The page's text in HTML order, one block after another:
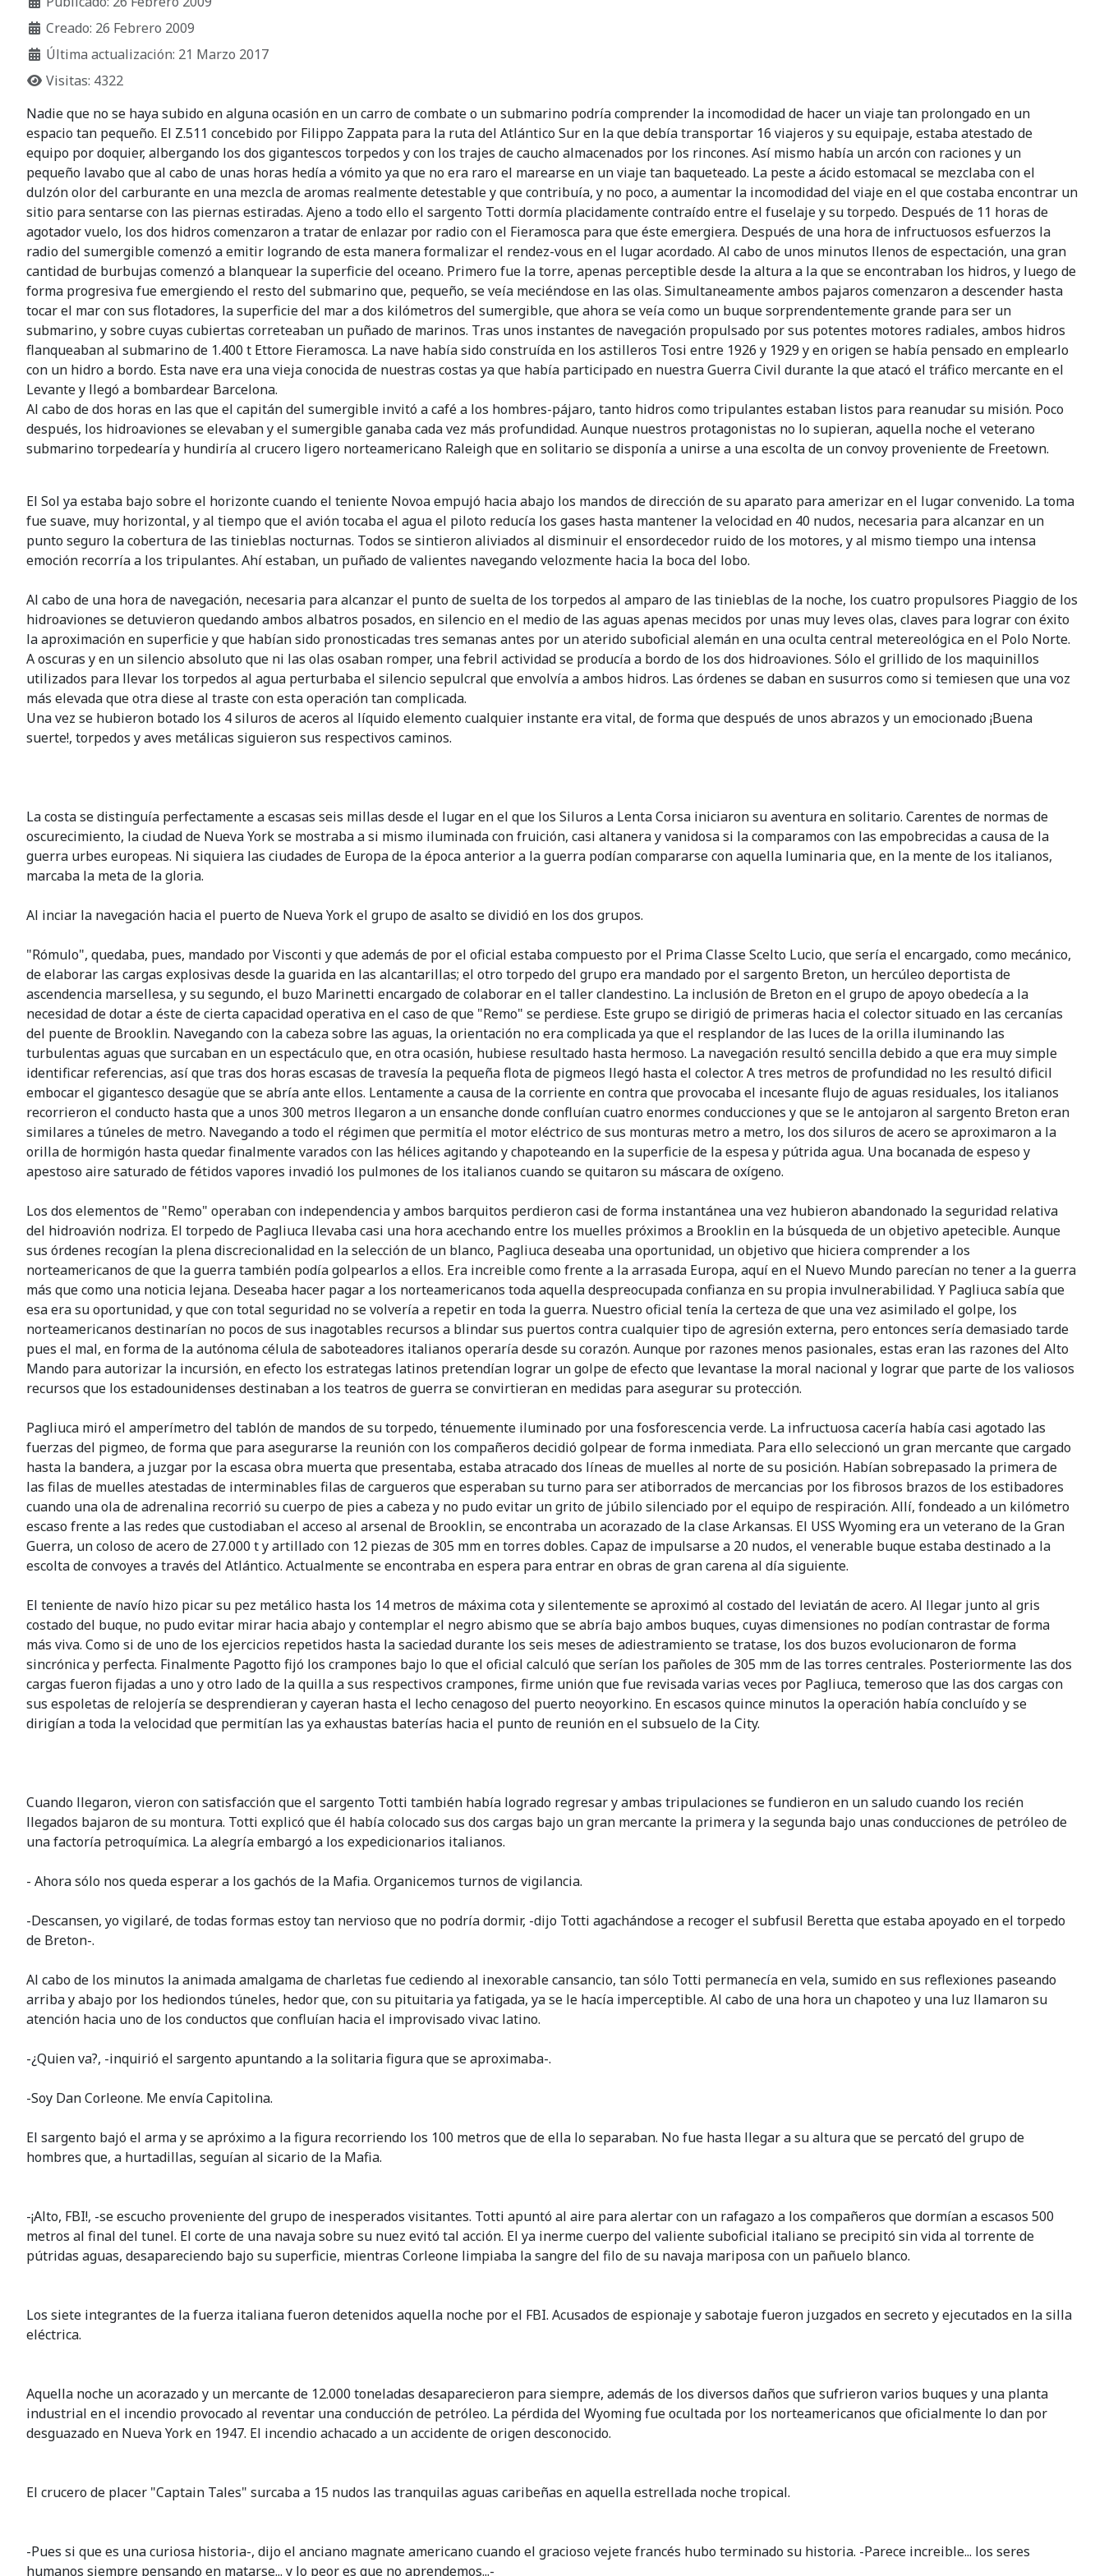
Creado: 26 Febrero 2009
Última actualización: 21 Marzo 2017
Visitas: 4322
Nadie que no se haya subido en alguna ocasión en un carro de combate o un submarino podría comprender la incomodidad de hacer un viaje tan prolongado en un
espacio tan pequeño. El Z.511 concebido por Filippo Zappata para la ruta del Atlántico Sur en la que debía transportar 16 viajeros y su equipaje, estaba atestado de
equipo por doquier, albergando los dos gigantescos torpedos y con los trajes de caucho almacenados por los rincones. Así mismo había un arcón con raciones y un
pequeño lavabo que al cabo de unas horas hedía a vómito ya que no era raro el marearse en un viaje tan baqueteado. La peste a ácido estomacal se mezclaba con el
dulzón olor del carburante en una mezcla de aromas realmente detestable y que contribuía, y no poco, a aumentar la incomodidad del viaje en el que costaba encontrar un
sitio para sentarse con las piernas estiradas. Ajeno a todo ello el sargento Totti dormía placidamente contraído entre el fuselaje y su torpedo. Después de 11 horas de
agotador vuelo, los dos hidros comenzaron a tratar de enlazar por radio con el Fieramosca para que éste emergiera. Después de una hora de infructuosos esfuerzos la
radio del sumergible comenzó a emitir logrando de esta manera formalizar el rendez-vous en el lugar acordado. Al cabo de unos minutos llenos de espectación, una gran
cantidad de burbujas comenzó a blanquear la superficie del oceano. Primero fue la torre, apenas perceptible desde la altura a la que se encontraban los hidros, y luego de
forma progresiva fue emergiendo el resto del submarino que, pequeño, se veía meciéndose en las olas. Simultaneamente ambos pajaros comenzaron a descender hasta
tocar el mar con sus flotadores, la superficie del mar a dos kilómetros del sumergible, que ahora se veía como un buque sorprendentemente grande para ser un
submarino, y sobre cuyas cubiertas correteaban un puñado de marinos. Tras unos instantes de navegación propulsado por sus potentes motores radiales, ambos hidros
flanqueaban al submarino de 1.400 t Ettore Fieramosca. La nave había sido construída en los astilleros Tosi entre 1926 y 1929 y en origen se había pensado en emplearlo
con un hidro a bordo. Esta nave era una vieja conocida de nuestras costas ya que había participado en nuestra Guerra Civil durante la que atacó el tráfico mercante en el
Levante y llegó a bombardear Barcelona.
Al cabo de dos horas en las que el capitán del sumergible invitó a café a los hombres-pájaro, tanto hidros como tripulantes estaban listos para reanudar su misión. Poco
después, los hidroaviones se elevaban y el sumergible ganaba cada vez más profundidad. Aunque nuestros protagonistas no lo supieran, aquella noche el veterano
submarino torpedearía y hundiría al crucero ligero norteamericano Raleigh que en solitario se disponía a unirse a una escolta de un convoy proveniente de Freetown.
El Sol ya estaba bajo sobre el horizonte cuando el teniente Novoa empujó hacia abajo los mandos de dirección de su aparato para amerizar en el lugar convenido. La toma
fue suave, muy horizontal, y al tiempo que el avión tocaba el agua el piloto reducía los gases hasta mantener la velocidad en 40 nudos, necesaria para alcanzar en un
punto seguro la cobertura de las tinieblas nocturnas. Todos se sintieron aliviados al disminuir el ensordecedor ruido de los motores, y al mismo tiempo una intensa
emoción recorría a los tripulantes. Ahí estaban, un puñado de valientes navegando velozmente hacia la boca del lobo.
Al cabo de una hora de navegación, necesaria para alcanzar el punto de suelta de los torpedos al amparo de las tinieblas de la noche, los cuatro propulsores Piaggio de los
hidroaviones se detuvieron quedando ambos albatros posados, en silencio en el medio de las aguas apenas mecidos por unas muy leves olas, claves para lograr con éxito
la aproximación en superficie y que habían sido pronosticadas tres semanas antes por un aterido suboficial alemán en una oculta central metereológica en el Polo Norte.
A oscuras y en un silencio absoluto que ni las olas osaban romper, una febril actividad se producía a bordo de los dos hidroaviones. Sólo el grillido de los maquinillos
utilizados para llevar los torpedos al agua perturbaba el silencio sepulcral que envolvía a ambos hidros. Las órdenes se daban en susurros como si temiesen que una voz
más elevada que otra diese al traste con esta operación tan complicada.
Una vez se hubieron botado los 4 siluros de aceros al líquido elemento cualquier instante era vital, de forma que después de unos abrazos y un emocionado ¡Buena
suerte!, torpedos y aves metálicas siguieron sus respectivos caminos.
La costa se distinguía perfectamente a escasas seis millas desde el lugar en el que los Siluros a Lenta Corsa iniciaron su aventura en solitario. Carentes de normas de
oscurecimiento, la ciudad de Nueva York se mostraba a si mismo iluminada con fruición, casi altanera y vanidosa si la comparamos con las empobrecidas a causa de la
guerra urbes europeas. Ni siquiera las ciudades de Europa de la época anterior a la guerra podían compararse con aquella luminaria que, en la mente de los italianos,
marcaba la meta de la gloria.
Al inciar la navegación hacia el puerto de Nueva York el grupo de asalto se dividió en los dos grupos.
"Rómulo", quedaba, pues, mandado por Visconti y que además de por el oficial estaba compuesto por el Prima Classe Scelto Lucio, que sería el encargado, como mecánico,
de elaborar las cargas explosivas desde la guarida en las alcantarillas; el otro torpedo del grupo era mandado por el sargento Breton, un hercúleo deportista de
ascendencia marsellesa, y su segundo, el buzo Marinetti encargado de colaborar en el taller clandestino. La inclusión de Breton en el grupo de apoyo obedecía a la
necesidad de dotar a éste de cierta capacidad operativa en el caso de que "Remo" se perdiese. Este grupo se dirigió de primeras hacia el colector situado en las cercanías
del puente de Brooklin. Navegando con la cabeza sobre las aguas, la orientación no era complicada ya que el resplandor de las luces de la orilla iluminando las
turbulentas aguas que surcaban en un espectáculo que, en otra ocasión, hubiese resultado hasta hermoso. La navegación resultó sencilla debido a que era muy simple
identificar referencias, así que tras dos horas escasas de travesía la pequeña flota de pigmeos llegó hasta el colector. A tres metros de profundidad no les resultó dificil
embocar el gigantesco desagüe que se abría ante ellos. Lentamente a causa de la corriente en contra que provocaba el incesante flujo de aguas residuales, los italianos
recorrieron el conducto hasta que a unos 300 metros llegaron a un ensanche donde confluían cuatro enormes conducciones y que se le antojaron al sargento Breton eran
similares a túneles de metro. Navegando a todo el régimen que permitía el motor eléctrico de sus monturas metro a metro, los dos siluros de acero se aproximaron a la
orilla de hormigón hasta quedar finalmente varados con las hélices agitando y chapoteando en la superficie de la espesa y pútrida agua. Una bocanada de espeso y
apestoso aire saturado de fétidos vapores invadió los pulmones de los italianos cuando se quitaron su máscara de oxígeno.
Los dos elementos de "Remo" operaban con independencia y ambos barquitos perdieron casi de forma instantánea una vez hubieron abandonado la seguridad relativa
del hidroavión nodriza. El torpedo de Pagliuca llevaba casi una hora acechando entre los muelles próximos a Brooklin en la búsqueda de un objetivo apetecible. Aunque
sus órdenes recogían la plena discrecionalidad en la selección de un blanco, Pagliuca deseaba una oportunidad, un objetivo que hiciera comprender a los
norteamericanos de que la guerra también podía golpearlos a ellos. Era increible como frente a la arrasada Europa, aquí en el Nuevo Mundo parecían no tener a la guerra
más que como una noticia lejana. Deseaba hacer pagar a los norteamericanos toda aquella despreocupada confianza en su propia invulnerabilidad. Y Pagliuca sabía que
esa era su oportunidad, y que con total seguridad no se volvería a repetir en toda la guerra. Nuestro oficial tenía la certeza de que una vez asimilado el golpe, los
norteamericanos destinarían no pocos de sus inagotables recursos a blindar sus puertos contra cualquier tipo de agresión externa, pero entonces sería demasiado tarde
pues el mal, en forma de la autónoma célula de saboteadores italianos operaría desde su corazón. Aunque por razones menos pasionales, estas eran las razones del Alto
Mando para autorizar la incursión, en efecto los estrategas latinos pretendían lograr un golpe de efecto que levantase la moral nacional y lograr que parte de los valiosos
recursos que los estadounidenses destinaban a los teatros de guerra se convirtieran en medidas para asegurar su protección.
Pagliuca miró el amperímetro del tablón de mandos de su torpedo, ténuemente iluminado por una fosforescencia verde. La infructuosa cacería había casi agotado las
fuerzas del pigmeo, de forma que para asegurarse la reunión con los compañeros decidió golpear de forma inmediata. Para ello seleccionó un gran mercante que cargado
hasta la bandera, a juzgar por la escasa obra muerta que presentaba, estaba atracado dos líneas de muelles al norte de su posición. Habían sobrepasado la primera de
las filas de muelles atestadas de interminables filas de cargueros que esperaban su turno para ser atiborrados de mercancias por los fibrosos brazos de los estibadores
cuando una ola de adrenalina recorrió su cuerpo de pies a cabeza y no pudo evitar un grito de júbilo silenciado por el equipo de respiración. Allí, fondeado a un kilómetro
escaso frente a las redes que custodiaban el acceso al arsenal de Brooklin, se encontraba un acorazado de la clase Arkansas. El USS Wyoming era un veterano de la Gran
Guerra, un coloso de acero de 27.000 t y artillado con 12 piezas de 305 mm en torres dobles. Capaz de impulsarse a 20 nudos, el venerable buque estaba destinado a la
escolta de convoyes a través del Atlántico. Actualmente se encontraba en espera para entrar en obras de gran carena al día siguiente.
El teniente de navío hizo picar su pez metálico hasta los 14 metros de máxima cota y silentemente se aproximó al costado del leviatán de acero. Al llegar junto al gris
costado del buque, no pudo evitar mirar hacia abajo y contemplar el negro abismo que se abría bajo ambos buques, cuyas dimensiones no podían contrastar de forma
más viva. Como si de uno de los ejercicios repetidos hasta la saciedad durante los seis meses de adiestramiento se tratase, los dos buzos evolucionaron de forma
sincrónica y perfecta. Finalmente Pagotto fijó los crampones bajo lo que el oficial calculó que serían los pañoles de 305 mm de las torres centrales. Posteriormente las dos
cargas fueron fijadas a uno y otro lado de la quilla a sus respectivos crampones, firme unión que fue revisada varias veces por Pagliuca, temeroso que las dos cargas con
sus espoletas de relojería se desprendieran y cayeran hasta el lecho cenagoso del puerto neoyorkino. En escasos quince minutos la operación había concluído y se
dirigían a toda la velocidad que permitían las ya exhaustas baterías hacia el punto de reunión en el subsuelo de la City.
Cuando llegaron, vieron con satisfacción que el sargento Totti también había logrado regresar y ambas tripulaciones se fundieron en un saludo cuando los recién
llegados bajaron de su montura. Totti explicó que él había colocado sus dos cargas bajo un gran mercante la primera y la segunda bajo unas conducciones de petróleo de
una factoría petroquímica. La alegría embargó a los expedicionarios italianos.
- Ahora sólo nos queda esperar a los gachós de la Mafia. Organicemos turnos de vigilancia.
-Descansen, yo vigilaré, de todas formas estoy tan nervioso que no podría dormir, -dijo Totti agachándose a recoger el subfusil Beretta que estaba apoyado en el torpedo
de Breton-.
Al cabo de los minutos la animada amalgama de charletas fue cediendo al inexorable cansancio, tan sólo Totti permanecía en vela, sumido en sus reflexiones paseando
arriba y abajo por los hediondos túneles, hedor que, con su pituitaria ya fatigada, ya se le hacía imperceptible. Al cabo de una hora un chapoteo y una luz llamaron su
atención hacia uno de los conductos que confluían hacia el improvisado vivac latino.
-¿Quien va?, -inquirió el sargento apuntando a la solitaria figura que se aproximaba-.
-Soy Dan Corleone. Me envía Capitolina.
El sargento bajó el arma y se apróximo a la figura recorriendo los 100 metros que de ella lo separaban. No fue hasta llegar a su altura que se percató del grupo de
hombres que, a hurtadillas, seguían al sicario de la Mafia.
-¡Alto, FBI!, -se escucho proveniente del grupo de inesperados visitantes. Totti apuntó al aire para alertar con un rafagazo a los compañeros que dormían a escasos 500
metros al final del tunel. El corte de una navaja sobre su nuez evitó tal acción. El ya inerme cuerpo del valiente suboficial italiano se precipitó sin vida al torrente de
pútridas aguas, desapareciendo bajo su superficie, mientras Corleone limpiaba la sangre del filo de su navaja mariposa con un pañuelo blanco.
Los siete integrantes de la fuerza italiana fueron detenidos aquella noche por el FBI. Acusados de espionaje y sabotaje fueron juzgados en secreto y ejecutados en la silla
eléctrica.
Aquella noche un acorazado y un mercante de 12.000 toneladas desaparecieron para siempre, además de los diversos daños que sufrieron varios buques y una planta
industrial en el incendio provocado al reventar una conducción de petróleo. La pérdida del Wyoming fue ocultada por los norteamericanos que oficialmente lo dan por
desguazado en Nueva York en 1947. El incendio achacado a un accidente de origen desconocido.
El crucero de placer "Captain Tales" surcaba a 15 nudos las tranquilas aguas caribeñas en aquella estrellada noche tropical.
-Pues si que es una curiosa historia-, dijo el anciano magnate americano cuando el gracioso vejete francés hubo terminado su historia. -Parece increible... los seres
humanos siempre pensando en matarse... y lo peor es que no aprendemos...-